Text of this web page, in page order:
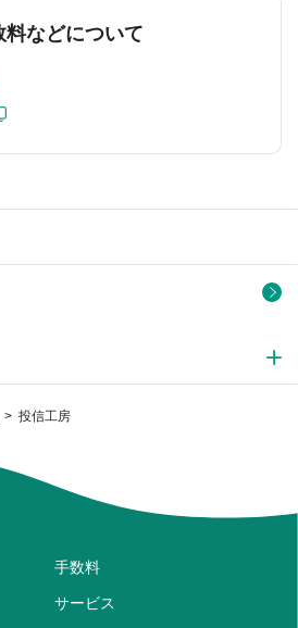
投信工房
料などについて
手数料
サービス